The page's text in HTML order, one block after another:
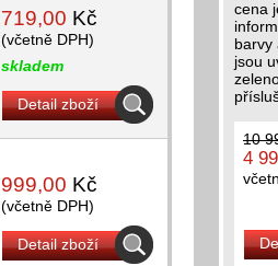
719,00 Kč
(včetně DPH)
skladem
Detail zboží
999,00 Kč
(včetně DPH)
Detail zboží
cena
barvy
jsou
10
4